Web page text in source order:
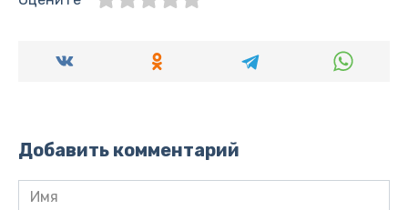
Добавить комментарий
Имя